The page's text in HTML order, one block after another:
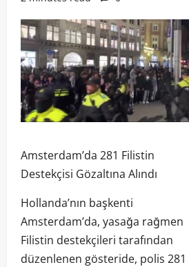
Amsterdam’da 281 Filistin
Destekçisi Gözaltına Alındı
Hollanda’nın başkenti
Amsterdam’da, yasağa rağmen
Filistin destekçileri tarafından
düzenlenen gösteride, polis 281